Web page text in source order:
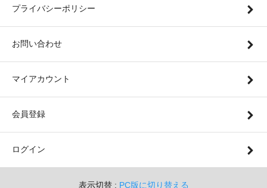
プライバシーポリシー
お問い合わせ
マイアカウント
会員登録
ログイン
表示切替 : PC版に切り替える